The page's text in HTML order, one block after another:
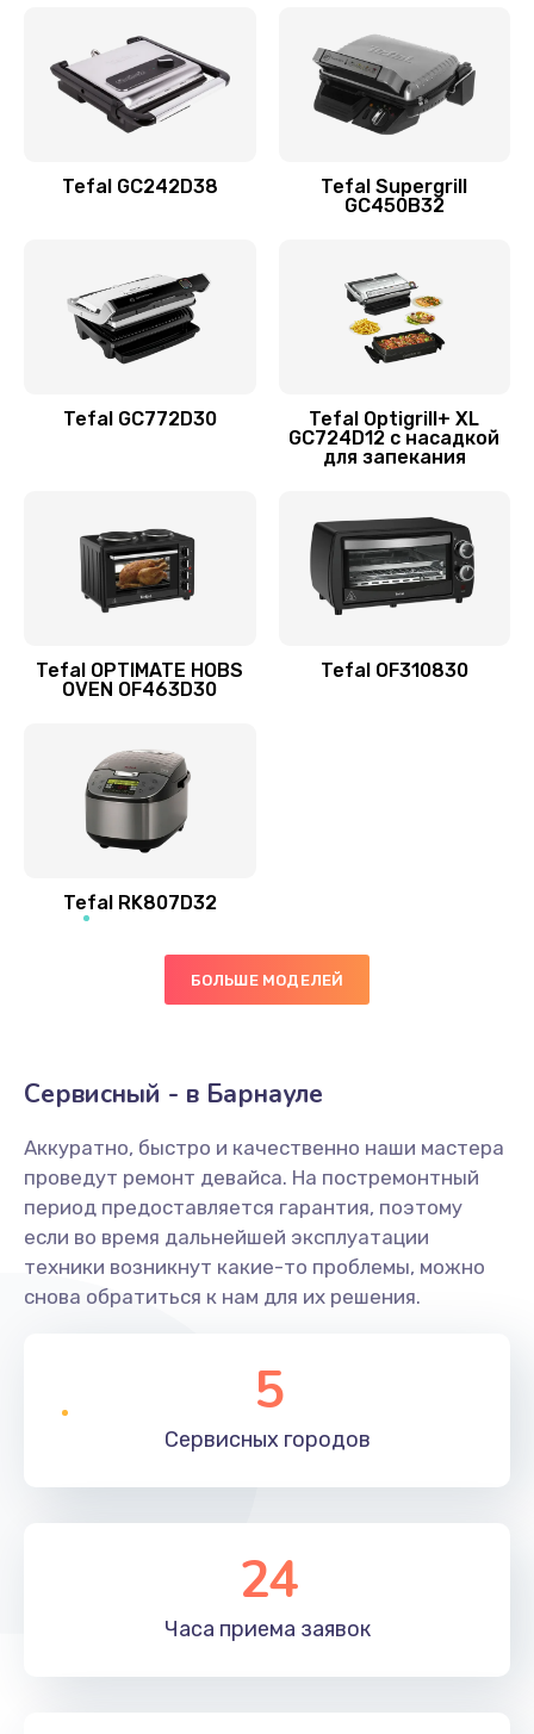
Tefal GC242D38
Tefal Supergrill
GC450B32
Tefal GC772D30
Tefal Optigrill+ XL
GC724D12 с насадкой
для запекания
Tefal OPTIMATE HOBS
OVEN OF463D30
Tefal OF310830
Tefal RK807D32
БОЛЬШЕ МОДЕЛЕЙ
Сервисный - в Барнауле
Аккуратно, быстро и качественно наши мастера
проведут ремонт девайса. На постремонтный
период предоставляется гарантия, поэтому
если во время дальнейшей эксплуатации
техники возникнут какие-то проблемы, можно
снова обратиться к нам для их решения.
5
Сервисных городов
24
Часа приема заявок